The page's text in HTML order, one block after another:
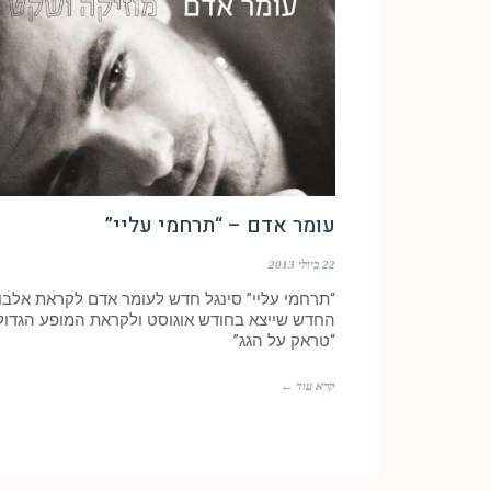
עומר אדם – “תרחמי עליי”
22 ביולי 2013
“תרחמי עליי” סינגל חדש לעומר אדם לקראת
החדש שייצא בחודש אוגוסט ולקראת המופע
“טראק על הגג”
קרא עוד ←